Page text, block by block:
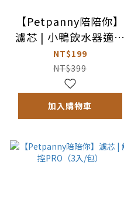
【Petpanny陪陪你】
濾芯 | 小鴨飲水器適用
（3入/包）
NT$199
NT$399
加入購物車